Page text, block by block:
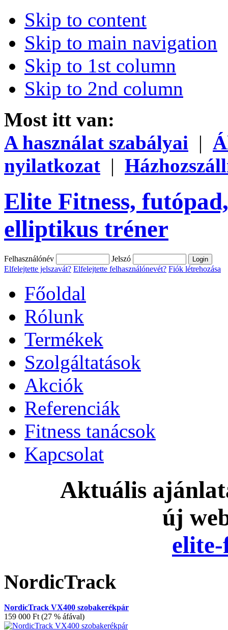
Skip to content
Skip to main navigation
Skip to 1st column
Skip to 2nd column
Most itt van:
A használat szabályai |
nyilatkozat |
Elite Fitness,
elliptikus tréner
Felhasználónév
Jelszó
Elfelejtette jelszavát? Elfelejtette felhasználónevét? Fiók létrehozása
Főoldal
Rólunk
Termékek
Szolgáltatások
Akciók
Referenciák
Fitness tanácsok
Kapcsolat
Aktuális
új
NordicTrack
NordicTrack VX400 szobakerékpár
159 000 Ft (27 % áfával)